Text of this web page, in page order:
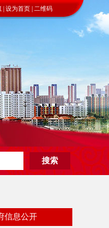
设为首页 | 二维码
信息公开